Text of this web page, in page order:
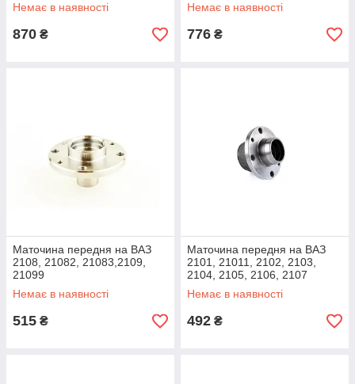
Немає в наявності
870 ₴
Немає в наявності
776 ₴
Маточина передня на ВАЗ
2108, 21082, 21083,2109,
21099
Немає в наявності
515 ₴
Маточина передня на ВАЗ
2101, 21011, 2102, 2103,
2104, 2105, 2106, 2107
Немає в наявності
492 ₴